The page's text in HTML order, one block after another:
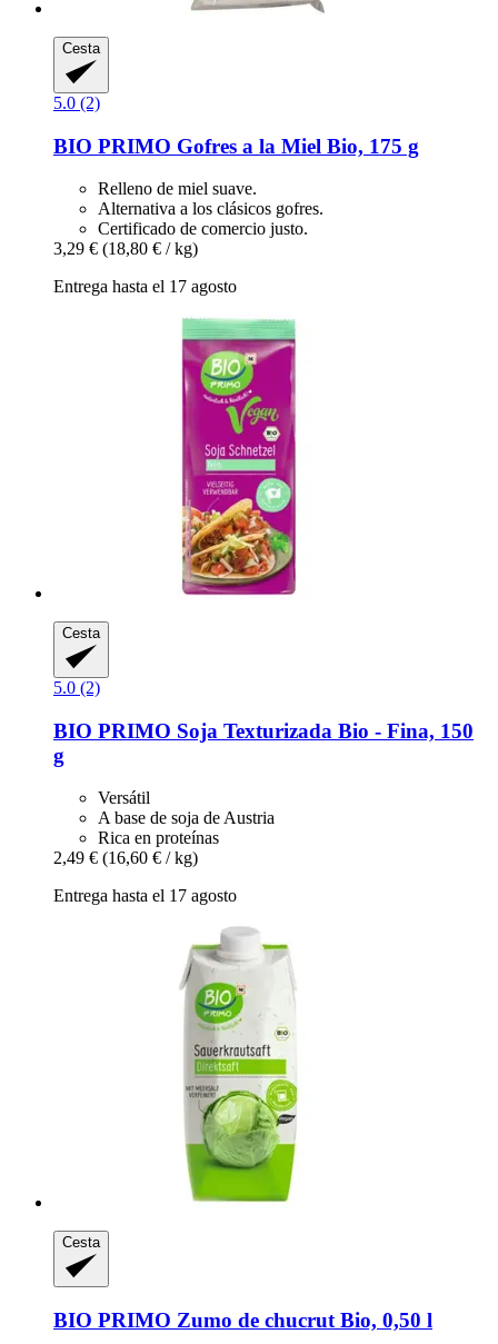
Cesta
5.0 (2)
BIO PRIMO Gofres a la Miel Bio, 175 g
Relleno de miel suave.
Alternativa a los clásicos gofres.
Certificado de comercio justo.
3,29 € (18,80 € / kg)
Entrega hasta el 17 agosto
Cesta
5.0 (2)
BIO PRIMO Soja Texturizada Bio -​ Fina, 150
g
Versátil
A base de soja de Austria
Rica en proteínas
2,49 € (16,60 € / kg)
Entrega hasta el 17 agosto
Cesta
BIO PRIMO Zumo de chucrut Bio, 0,50 l